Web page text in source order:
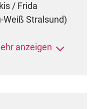
/ Frida
Weiß Stralsund)
anzeigen